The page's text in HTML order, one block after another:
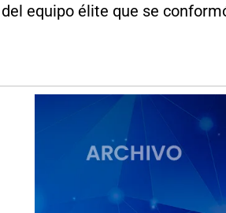
equipo élite que se